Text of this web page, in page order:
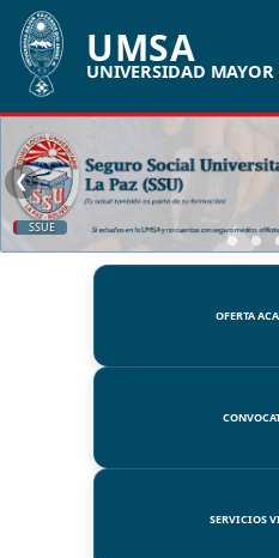
UMSA
UNIVERSIDAD MAYOR
SSUE
❮
OFERTA
SERVICIOS